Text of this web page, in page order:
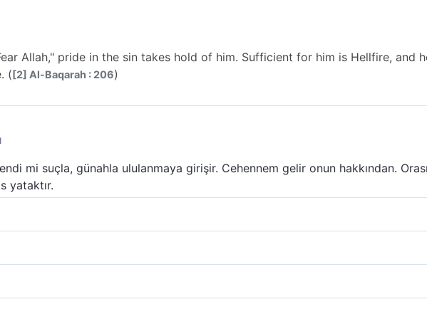
Allah," pride in the sin takes hold of him. Sufficient for him is Hellfire, and
([2] Al-Baqarah : 206)
mi suçla, günahla ululanmaya girişir. Cehennem gelir onun hakkından.
yataktır.
benlik ve gurur kendisini günaha sevkeder. (Ceza ve azap olarak) ona
büyüklük gururu onu günaha sürükler, kuşatır. Böylesine cehennem